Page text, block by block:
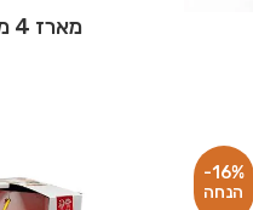
מארז 4 מכונית מרוץ ממתכת
-16%